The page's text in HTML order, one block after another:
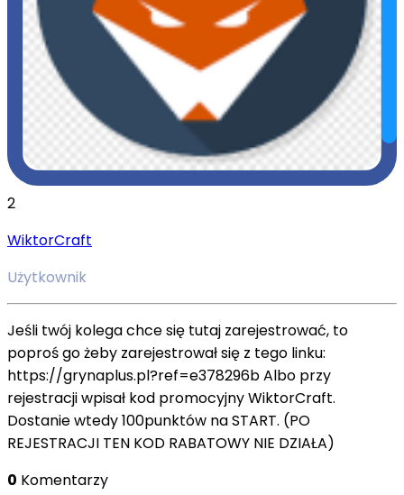
2
WiktorCraft
Użytkownik
Jeśli twój kolega chce się tutaj zarejestrować, to
poproś go żeby zarejestrował się z tego linku:
https://grynaplus.pl?ref=e378296b Albo przy
rejestracji wpisał kod promocyjny WiktorCraft.
Dostanie wtedy 100punktów na START. (PO
REJESTRACJI TEN KOD RABATOWY NIE DZIAŁA)
0 Komentarzy